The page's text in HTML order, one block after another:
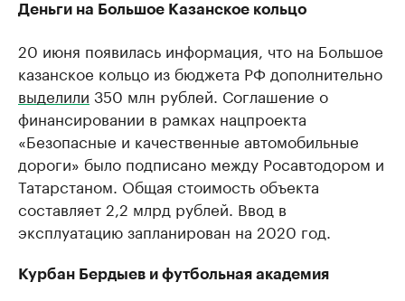
Деньги на Большое Казанское кольцо
20 июня появилась информация, что на Большое
казанское кольцо из бюджета РФ дополнительно
выделили 350 млн рублей. Соглашение о
финансировании в рамках нацпроекта
«Безопасные и качественные автомобильные
дороги» было подписано между Росавтодором и
Татарстаном. Общая стоимость объекта
составляет 2,2 млрд рублей. Ввод в
эксплуатацию запланирован на 2020 год.
Курбан Бердыев и футбольная академия